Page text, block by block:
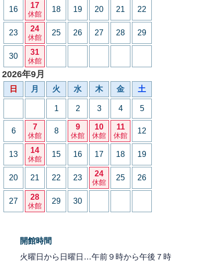
16 17
休館
18 19 20 21 22
23 24
休館
25 26 27 28 29
30 31
休館
2026年9月
日 月 火 水 木 金 土
1 2 3 4 5
6 7
休館
8 9
休館
10
休館
11
休館
12
13 14
休館
15 16 17 18 19
20 21 22 23 24
休館
25 26
27 28
休館
29 30
開館時間
火曜日から日曜日…午前９時から午後７時